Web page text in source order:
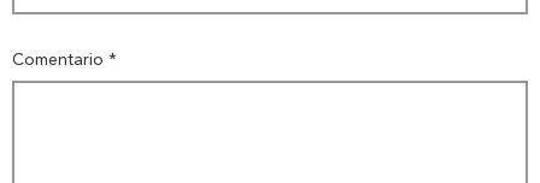
Comentario *